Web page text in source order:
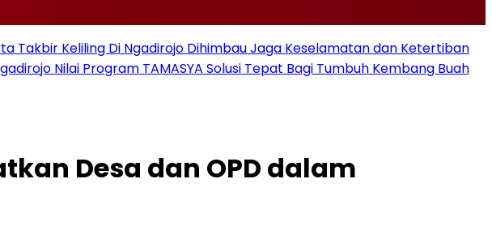
Takbir Keliling Di Ngadirojo Dihimbau Jaga Keselamatan dan Ketertiban
Nilai Program TAMASYA Solusi Tepat Bagi Tumbuh Kembang Buah
Desa dan OPD dalam